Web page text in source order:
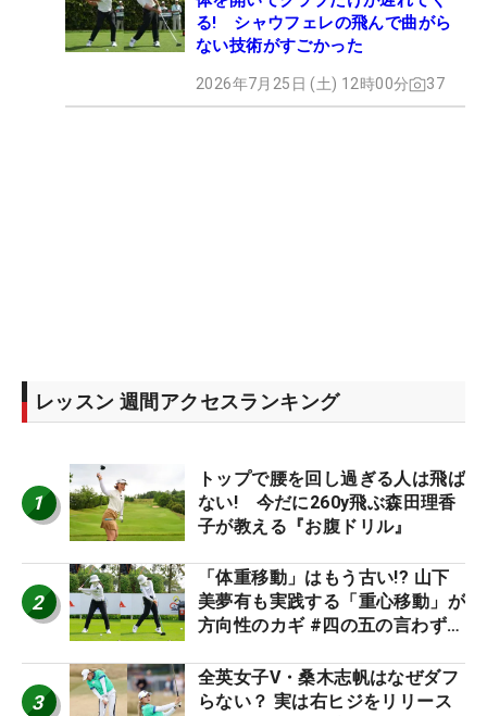
る! シャウフェレの飛んで曲がら
ない技術がすごかった
2026年7月25日 (土) 12時00分 37
レッスン 週間アクセスランキング
1
トップで腰を回し過ぎる人は飛ば
ない! 今だに260y飛ぶ森田理香
子が教える『お腹ドリル』
2
「体重移動」はもう古い!? 山下
美夢有も実践する「重心移動」が
方向性のカギ #四の五の言わず振
3
全英女子V・桑木志帆はなぜダフ
らない？ 実は右ヒジをリリース